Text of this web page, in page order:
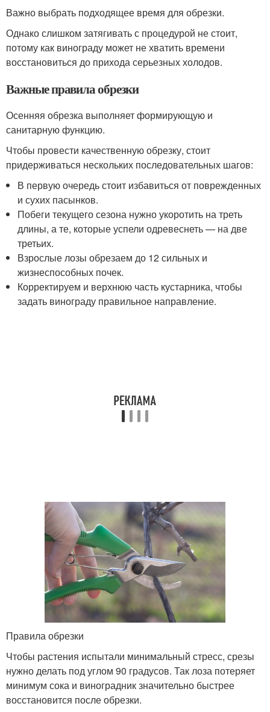
Важно выбрать подходящее время для обрезки.
Однако слишком затягивать с процедурой не стоит,
потому как винограду может не хватить времени
восстановиться до прихода серьезных холодов.
Важные правила обрезки
Осенняя обрезка выполняет формирующую и
санитарную функцию.
Чтобы провести качественную обрезку, стоит
придерживаться нескольких последовательных шагов:
В первую очередь стоит избавиться от поврежденных
и сухих пасынков.
Побеги текущего сезона нужно укоротить на треть
длины, а те, которые успели одревеснеть — на две
третьих.
Взрослые лозы обрезаем до 12 сильных и
жизнеспособных почек.
Корректируем и верхнюю часть кустарника, чтобы
задать винограду правильное направление.
Правила обрезки
Чтобы растения испытали минимальный стресс, срезы
нужно делать под углом 90 градусов. Так лоза потеряет
минимум сока и виноградник значительно быстрее
восстановится после обрезки.